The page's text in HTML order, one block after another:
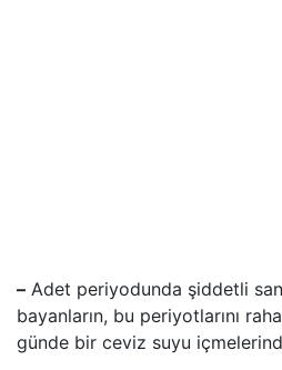
– Adet periyodunda şiddetli
bayanların, bu periyotlarını
günde bir ceviz suyu